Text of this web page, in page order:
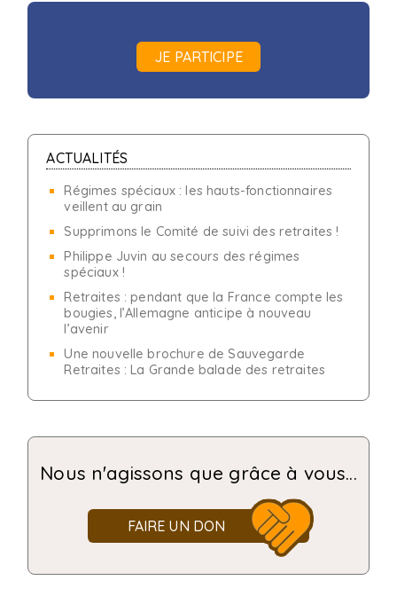
JE PARTICIPE
ACTUALITÉS
Régimes spéciaux : les hauts-fonctionnaires
veillent au grain
Supprimons le Comité de suivi des retraites !
Philippe Juvin au secours des régimes
spéciaux !
Retraites : pendant que la France compte les
bougies, l’Allemagne anticipe à nouveau
l’avenir
Une nouvelle brochure de Sauvegarde
Retraites : La Grande balade des retraites
Nous n'agissons que grâce à vous...
FAIRE UN DON